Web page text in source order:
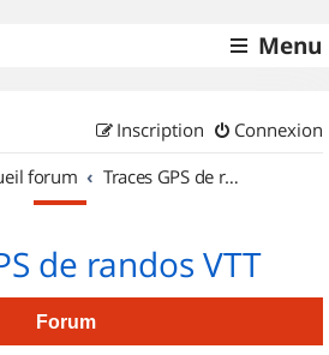
Menu
Connexion
Inscription
forum Traces GPS de randos VTT
de randos VTT
Forum